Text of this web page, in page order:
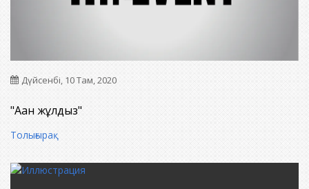
Дүйсенбі, 10 Там, 2020
"Аққан жұлдыз"
Толығырақ